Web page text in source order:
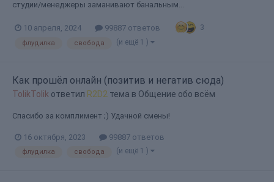
студии/менеджеры заманивают банальным...
10 апреля, 2024 99887 ответов 3
флудилка свобода (и ещё 1 )
Как прошёл онлайн (позитив и негатив сюда)
TolikTolik ответил R2D2 тема в Общение обо всём
Спасибо за комплимент ;) Удачной смены!
16 октября, 2023 99887 ответов
флудилка свобода (и ещё 1 )